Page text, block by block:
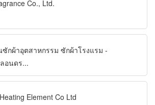
Co., Ltd.
ซักผ้าอุตสาหกรรม ซักผ้าโรงแรม -
ลอนดร...
Element Co Ltd